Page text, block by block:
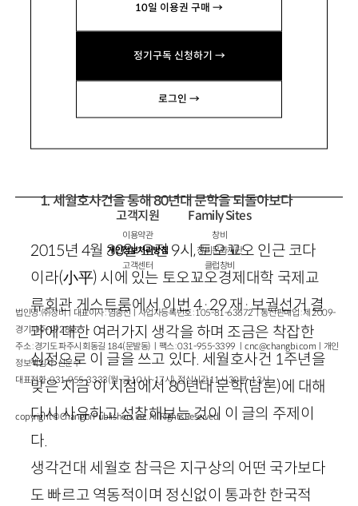
10일 이용권 구매 →
정기구독 신청하기 →
로그인 →
문학평론가, 숙명여대 한국어문학부 교수. 현재
의 매혹』 『낭만적 망명』 등이 있음.
nomad33@sookmyung.ac.kr
1. 세월호사건을 통해 80년대 문학을 되돌아보다
2015년 4월 30일 오전 9시, 토오꾜오 인근 코다
이라(小平) 시에 있는 토오꾜오경제대학 국제교
류회관 게스트룸에서 이번4·29재·보궐선거 결
과에 대한 여러가지 생각을 하며 조금은 착잡한
심정으로 이 글을 쓰고 있다. 세월호사건 1주년을
맞은 지금 이 시점에서80년대 문학(담론)에 대해
다시 사유하고 성찰해보는 것이 이 글의 주제이
다.
생각건대 세월호 참극은 지구상의 어떤 국가보다
도 빠르고 역동적이며 정신없이 통과한 한국적
고객지원
이용약관
개인정보처리방침
고객센터
Family Sites
창비
창비문화재단
클럽창비
법인명 : ㈜창비ㅣ대표이사 : 염종선ㅣ사업자등록번호 : 105-81-63672ㅣ통신판매업 : 제 2009-
경기파주-1928호
주소 : 경기도 파주시 회동길 184(문발동)ㅣ팩스 : 031-955-3399 ㅣcnc@changbi.com ㅣ개인
정보책임자 : 신문수
대표전화 : 031-955-3333(월~금 10시~17시), 점심시간 11시 30분~13시
copyright © Changbi Publishers, inc. All Rights Reserved.